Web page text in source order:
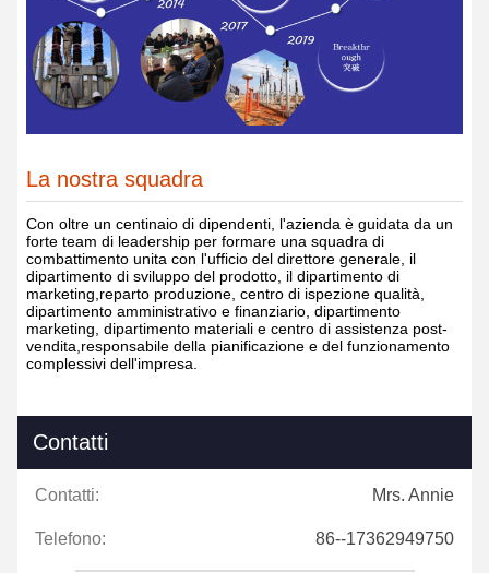
La nostra squadra
Con oltre un centinaio di dipendenti, l'azienda è guidata da un
forte team di leadership per formare una squadra di
combattimento unita con l'ufficio del direttore generale, il
dipartimento di sviluppo del prodotto, il dipartimento di
marketing,reparto produzione, centro di ispezione qualità,
dipartimento amministrativo e finanziario, dipartimento
marketing, dipartimento materiali e centro di assistenza post-
vendita,responsabile della pianificazione e del funzionamento
complessivi dell'impresa.
Contatti
Contatti: Mrs. Annie
Telefono: 86--17362949750